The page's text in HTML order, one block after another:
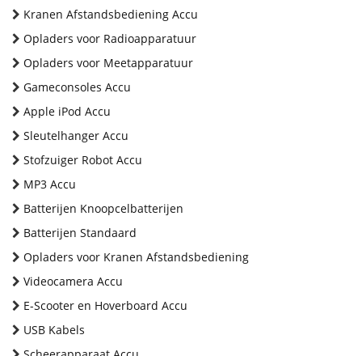
Kranen Afstandsbediening Accu
Opladers voor Radioapparatuur
Opladers voor Meetapparatuur
Gameconsoles Accu
Apple iPod Accu
Sleutelhanger Accu
Stofzuiger Robot Accu
MP3 Accu
Batterijen Knoopcelbatterijen
Batterijen Standaard
Opladers voor Kranen Afstandsbediening
Videocamera Accu
E-Scooter en Hoverboard Accu
USB Kabels